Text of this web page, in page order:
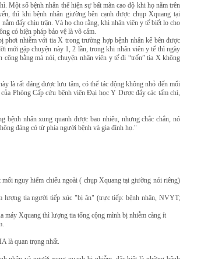
Một số bệnh nhân thể hiện sự bất mãn cao độ khi họ nằm trên
thì khi bệnh nhân giường bên cạnh được chụp Xquang tại
đấy chịu trận. Và họ cho rằng, khi nhân viên y tế biết lo cho
có biện pháp bảo vệ là vô cảm.
nhiễm với tia X trong trường hợp bệnh nhân kế bên được
mới gặp chuyện này 1, 2 lần, trong khi nhân viên y tế thì ngày
bằng mà nói, chuyện nhân viên y tế đi “trốn” tia X không
là rất đáng được lưu tâm, có thể tác động không nhỏ đến mối
Phòng Cấp cứu bệnh viện Đại học Y Dược đẩy các tấm chì,
nhân xung quanh được bao nhiêu, nhưng chắc chắn, nó
đáng có từ phía người bệnh và gia đình họ."
nguy hiểm chiếu ngoài ( chụp Xquang tại giường nói riêng)
lượng tia người tiếp xúc "bị ăn" (trực tiếp: bệnh nhân, NVYT;
máy Xquang thì lượng tia tổng cộng mình bị nhiễm càng ít
là quan trọng nhất.